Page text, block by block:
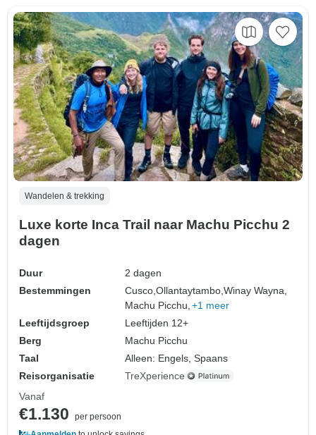
Wandelen & trekking
Luxe korte Inca Trail naar Machu Picchu 2
dagen
Duur
2 dagen
Bestemmingen
Cusco,Ollantaytambo,Winay Wayna,
Machu Picchu, +1 meer
Leeftijdsgroep
Leeftijden 12+
Berg
Machu Picchu
Taal
Alleen: Engels, Spaans
Reisorganisatie
TreXperience
Vanaf
€1.130
per persoon